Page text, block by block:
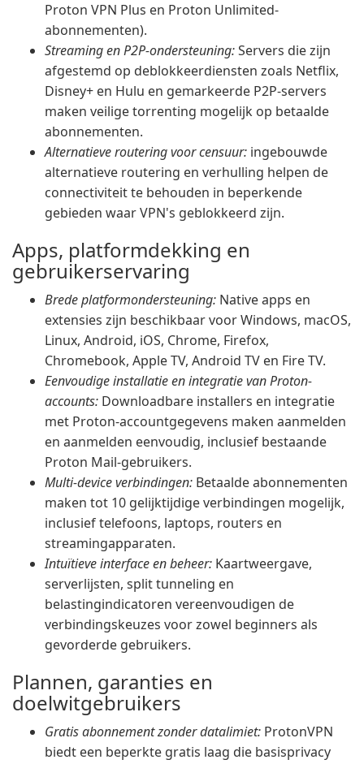
Proton VPN Plus en Proton Unlimited-
abonnementen).
Streaming en P2P-ondersteuning:Servers die zijn
afgestemd op deblokkeerdiensten zoals Netflix,
Disney+ en Hulu en gemarkeerde P2P-servers
maken veilige torrenting mogelijk op betaalde
abonnementen.
Alternatieve routering voor censuur: ingebouwde
alternatieve routering en verhulling helpen de
connectiviteit te behouden in beperkende
gebieden waar VPN's geblokkeerd zijn.
Apps, platformdekking en
gebruikerservaring
Brede platformondersteuning: Native apps en
extensies zijn beschikbaar voor Windows, macOS,
Linux, Android, iOS, Chrome, Firefox,
Chromebook, Apple TV, Android TV en Fire TV.
Eenvoudige installatie en integratie van Proton-
accounts: Downloadbare installers en integratie
met Proton-accountgegevens maken aanmelden
en aanmelden eenvoudig, inclusief bestaande
Proton Mail-gebruikers.
Multi-device verbindingen: Betaalde abonnementen
maken tot 10 gelijktijdige verbindingen mogelijk,
inclusief telefoons, laptops, routers en
streamingapparaten.
Intuïtieve interface en beheer: Kaartweergave,
serverlijsten, split tunneling en
belastingindicatoren vereenvoudigen de
verbindingskeuzes voor zowel beginners als
gevorderde gebruikers.
Plannen, garanties en
doelwitgebruikers
Gratis abonnement zonder datalimiet: ProtonVPN
biedt een beperkte gratis laag die basisprivacy